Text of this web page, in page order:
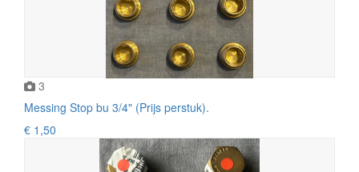
3
Messing Stop bu 3/4" (Prijs perstuk).
€ 1,50